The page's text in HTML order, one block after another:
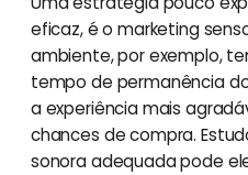
eficaz, é o marketing
ambiente, por exemplo,
tempo de permanência
a experiência mais
chances de compra.
sonora adequada pode